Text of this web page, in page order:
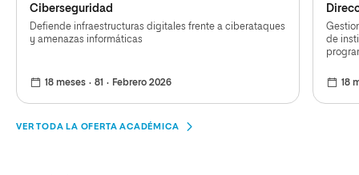
Ciberseguridad
Defiende infraestructuras digitales frente a ciberataques
y amenazas informáticas
18 meses 81 Febrero 2026
de
18
VER TODA LA OFERTA ACADÉMICA